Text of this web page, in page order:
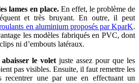
lames en place. En effet, le problème de
et très bruyant. En outre, il peut
en aluminium proposés par KparK.
les modèles fabriqués en PVC, dont
ni d’embouts latéraux.
abaisser le volet juste assez pour que les
pas visibles. Ensuite, il faut remettre les
recentrer une par une en effectuant un